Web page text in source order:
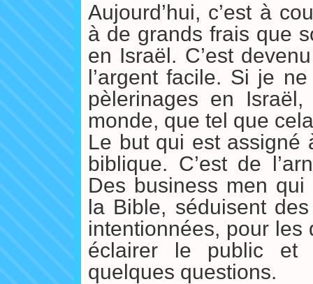
Aujourd’hui, c’est à
à de grands frais que
en Israël. C’est
l’argent facile. Si je
pèlerinages en
monde, que tel que
Le but qui est assigné
biblique. C’est de
Des business men qui
la Bible, séduisent
intentionnées, pour
éclairer le public et
quelques questions.